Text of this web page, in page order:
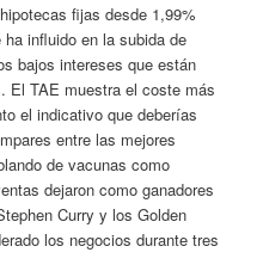
fijas desde 1,99%
influido en la subida de
bajos intereses que están
El TAE muestra el coste más
el indicativo que deberías
entre las mejores
de vacunas como
dejaron como ganadores
Curry y los Golden
los negocios durante tres